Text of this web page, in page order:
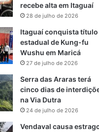
recebe alta em Itaguaí
28 de julho de 2026
Itaguaí conquista título
estadual de Kung-fu
Wushu em Maricá
27 de julho de 2026
Serra das Araras terá
cinco dias de
na Via Dutra
24 de julho de 2026
Vendaval causa